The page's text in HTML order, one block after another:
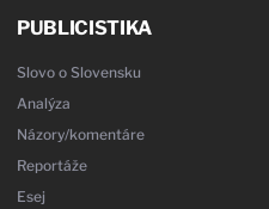
PUBLICISTIKA
Slovo o Slovensku
Analýza
Názory/komentáre
Reportáže
Esej